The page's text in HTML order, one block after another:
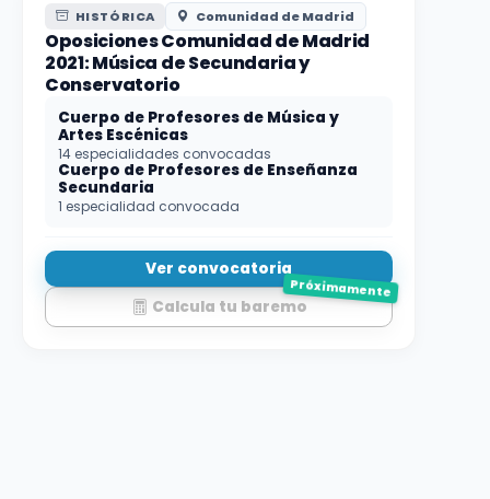
HISTÓRICA Comunidad de Madrid
Oposiciones Comunidad de Madrid
2021: Música de Secundaria y
Conservatorio
Cuerpo de Profesores de Música y
Artes Escénicas
14 especialidades convocadas
Cuerpo de Profesores de Enseñanza
Secundaria
1 especialidad convocada
Ver convocatoria
Calcula tu baremo
Próximamente